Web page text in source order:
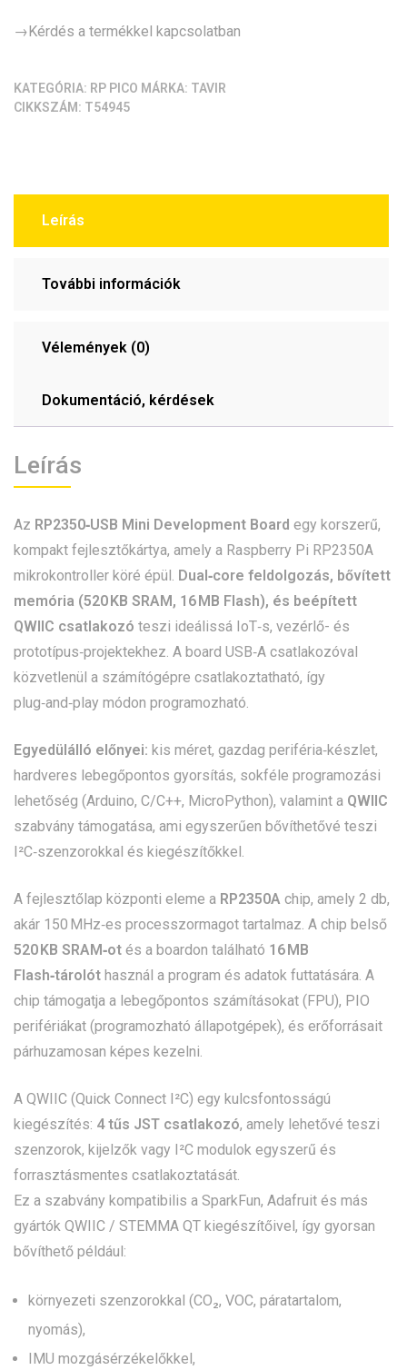
RP2350,
A)
mennyiség
→Kérdés a termékkel kapcsolatban
KATEGÓRIA: RP PICO MÁRKA: TAVIR
CIKKSZÁM: T54945
Leírás
További információk
Vélemények (0)
Dokumentáció, kérdések
Leírás
Az RP2350‑USB Mini Development Board egy korszerű,
kompakt fejlesztőkártya, amely a Raspberry Pi RP2350A
mikrokontroller köré épül. Dual‑core feldolgozás, bővített
memória (520 KB SRAM, 16 MB Flash), és beépített
QWIIC csatlakozó teszi ideálissá IoT‑s, vezérlő- és
prototípus‑projektekhez. A board USB‑A csatlakozóval
közvetlenül a számítógépre csatlakoztatható, így
plug‑and‑play módon programozható.
Egyedülálló előnyei: kis méret, gazdag periféria‑készlet,
hardveres lebegőpontos gyorsítás, sokféle programozási
lehetőség (Arduino, C/C++, MicroPython), valamint a QWIIC
szabvány támogatása, ami egyszerűen bővíthetővé teszi
I²C‑szenzorokkal és kiegészítőkkel.
A fejlesztőlap központi eleme a RP2350A chip, amely 2 db,
akár 150 MHz‑es processzormagot tartalmaz. A chip belső
520 KB SRAM‑ot és a boardon található 16 MB
Flash‑tárolót használ a program és adatok futtatására. A
chip támogatja a lebegőpontos számításokat (FPU), PIO
perifériákat (programozható állapotgépek), és erőforrásait
párhuzamosan képes kezelni.
A QWIIC (Quick Connect I²C) egy kulcsfontosságú
kiegészítés: 4 tűs JST csatlakozó, amely lehetővé teszi
szenzorok, kijelzők vagy I²C modulok egyszerű és
forrasztásmentes csatlakoztatását.
Ez a szabvány kompatibilis a SparkFun, Adafruit és más
gyártók QWIIC / STEMMA QT kiegészítőivel, így gyorsan
bővíthető például:
környezeti szenzorokkal (CO₂, VOC, páratartalom,
nyomás),
IMU mozgásérzékelőkkel,